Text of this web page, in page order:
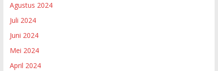
Agustus 2024
Juli 2024
Juni 2024
Mei 2024
April 2024